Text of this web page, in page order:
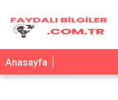
Anasayfa